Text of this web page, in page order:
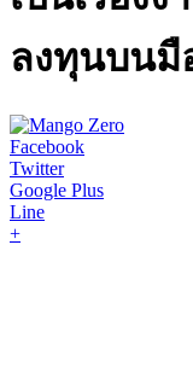
ลงทุนบนมื
Facebook
Twitter
Google Plus
Line
+